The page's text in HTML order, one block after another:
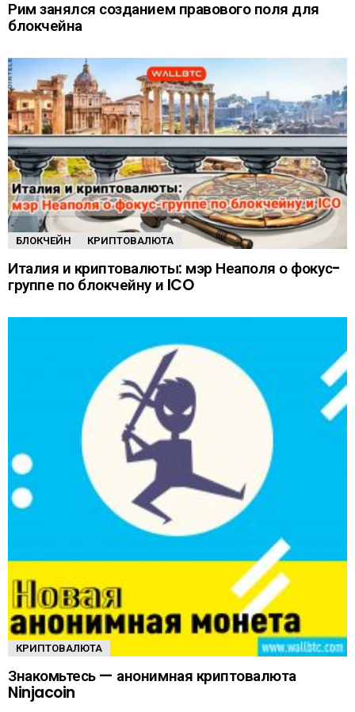
Рим занялся созданием правового поля для
блокчейна
БЛОКЧЕЙН КРИПТОВАЛЮТА
Италия и криптовалюты: мэр Неаполя о фокус-
группе по блокчейну и ICO
КРИПТОВАЛЮТА
Знакомьтесь — анонимная криптовалюта
Ninjacoin